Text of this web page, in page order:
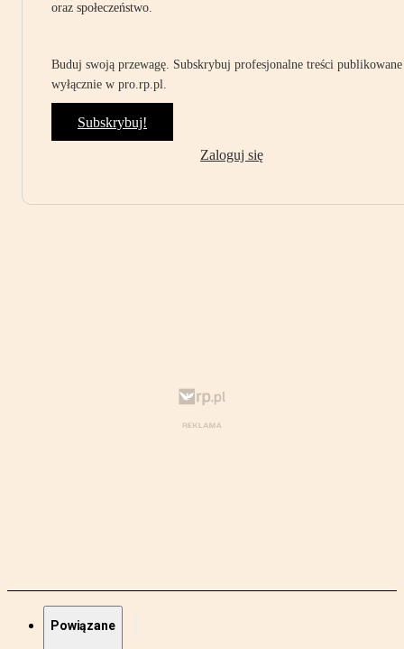
oraz społeczeństwo.
Buduj swoją przewagę. Subskrybuj profesjonalne treści publikowane
wyłącznie w pro.rp.pl.
Subskrybuj!
Zaloguj się
Powiązane